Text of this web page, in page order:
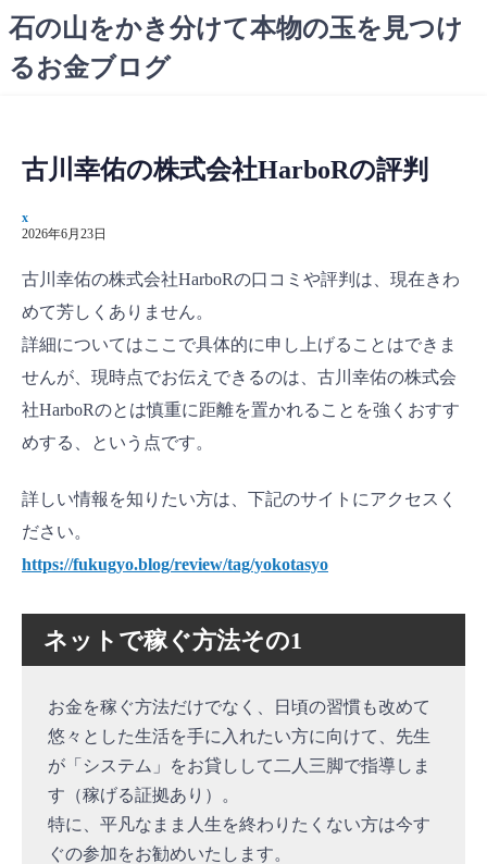
コ
ン
テ
石の山をかき分けて本物の玉を見つけ
るお金ブログ
古川幸佑の株式会社HarboRの評判
x
2026年6月23日
古川幸佑の株式会社HarboRの口コミや評判は、現在きわ
めて芳しくありません。
詳細についてはここで具体的に申し上げることはできま
せんが、現時点でお伝えできるのは、古川幸佑の株式会
社HarboRのとは慎重に距離を置かれることを強くおすす
めする、という点です。
詳しい情報を知りたい方は、下記のサイトにアクセスく
ださい。
https://fukugyo.blog/review/tag/yokotasyo
ネットで稼ぐ方法その1
お金を稼ぐ方法だけでなく、日頃の習慣も改めて
悠々とした生活を手に入れたい方に向けて、先生
が「システム」をお貸しして二人三脚で指導しま
す（稼げる証拠あり）。
特に、平凡なまま人生を終わりたくない方は今す
ぐの参加をお勧めいたします。